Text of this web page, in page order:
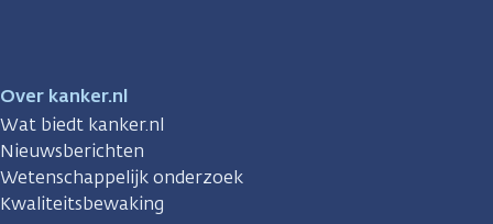
Over kanker.nl
Wat biedt kanker.nl
Nieuwsberichten
Wetenschappelijk onderzoek
Kwaliteitsbewaking